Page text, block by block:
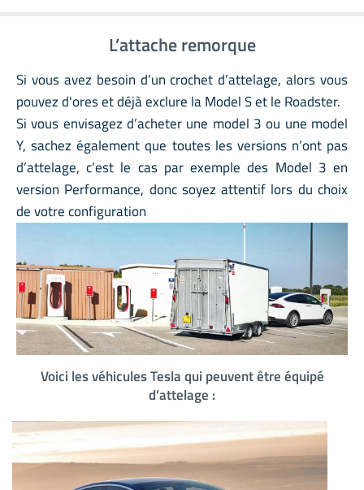
L’attache remorque
Si vous avez besoin d’un crochet d’attelage, alors vous
pouvez d'ores et déjà exclure la Model S et le Roadster.
Si vous envisagez d’acheter une model 3 ou une model
Y, sachez également que toutes les versions n’ont pas
d’attelage, c’est le cas par exemple des Model 3 en
version Performance, donc soyez attentif lors du choix
de votre configuration
Voici les véhicules Tesla qui peuvent être équipé
d’attelage :